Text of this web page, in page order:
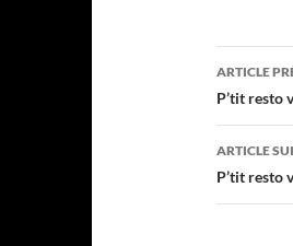
des
ARTICLE
P’tit resto
ARTICLE
P’tit resto